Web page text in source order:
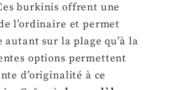
burkinis offrent une
l’ordinaire et permet
autant sur la plage qu’à la
options permettent
d’originalité à ce